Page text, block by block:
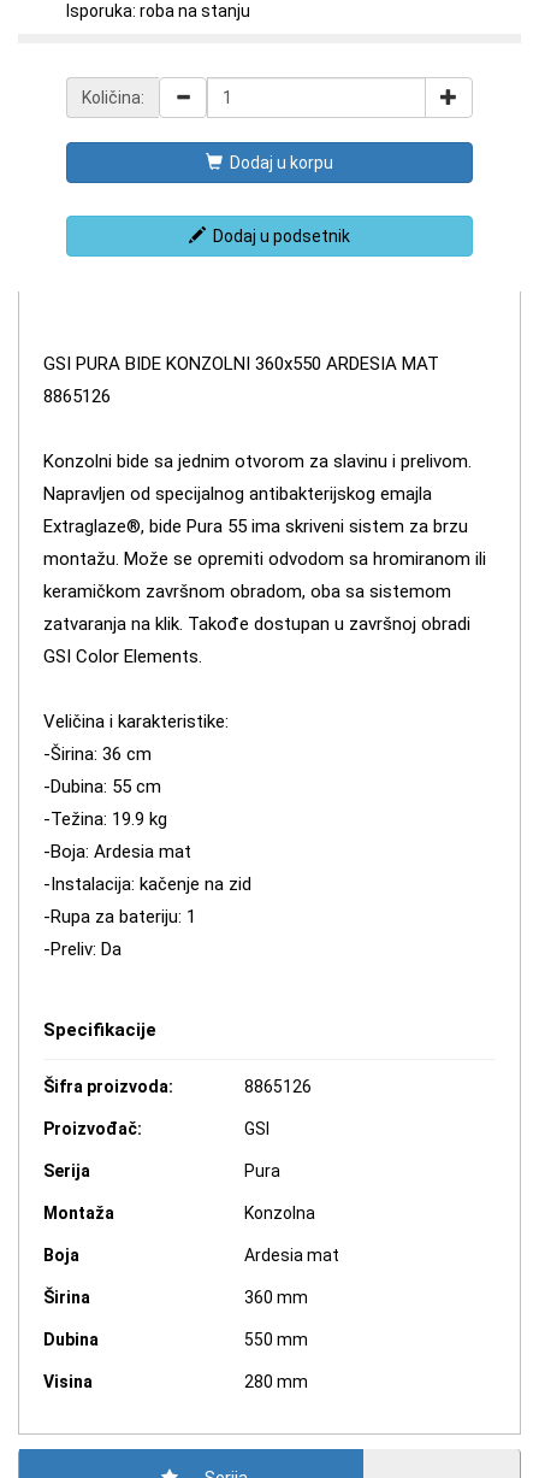
Isporuka: roba na stanju
Količina:
Dodaj u korpu
Dodaj u podsetnik
GSI PURA BIDE KONZOLNI 360x550 ARDESIA MAT
8865126
Konzolni bide sa jednim otvorom za slavinu i prelivom.
Napravljen od specijalnog antibakterijskog emajla
Extraglaze®, bide Pura 55 ima skriveni sistem za brzu
montažu. Može se opremiti odvodom sa hromiranom ili
keramičkom završnom obradom, oba sa sistemom
zatvaranja na klik. Takođe dostupan u završnoj obradi
GSI Color Elements.
Veličina i karakteristike:
-Širina: 36 cm
-Dubina: 55 cm
-Težina: 19.9 kg
-Boja: Ardesia mat
-Instalacija: kačenje na zid
-Rupa za bateriju: 1
-Preliv: Da
Specifikacije
Šifra proizvoda: 8865126
Proizvođač: GSI
Serija Pura
Montaža Konzolna
Boja Ardesia mat
Širina 360 mm
Dubina 550 mm
Visina 280 mm